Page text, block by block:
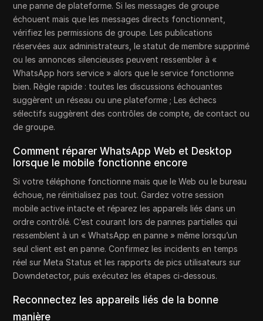
une panne de plateforme. Si les messages de groupe
échouent mais que les messages directs fonctionnent,
vérifiez les permissions de groupe. Les publications
réservées aux administrateurs, le statut de membre supprimé
ou les annonces silencieuses peuvent ressembler à «
WhatsApp hors service » alors que le service fonctionne
bien. Règle rapide : toutes les discussions échouantes
suggèrent un réseau ou une plateforme ; Les échecs
sélectifs suggèrent des contrôles de compte, de contact ou
de groupe.
Comment réparer WhatsApp Web et Desktop
lorsque le mobile fonctionne encore
Si votre téléphone fonctionne mais que le Web ou le bureau
échoue, ne réinitialisez pas tout. Gardez votre session
mobile active intacte et réparez les appareils liés dans un
ordre contrôlé. C’est courant lors de pannes partielles qui
ressemblent à un « WhatsApp en panne » même lorsqu’un
seul client est en panne. Confirmez les incidents en temps
réel sur Meta Status et les rapports de pics utilisateurs sur
Downdetector, puis exécutez les étapes ci-dessous.
Reconnectez les appareils liés de la bonne
manière